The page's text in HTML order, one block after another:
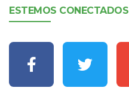
ESTEMOS CONECTADOS